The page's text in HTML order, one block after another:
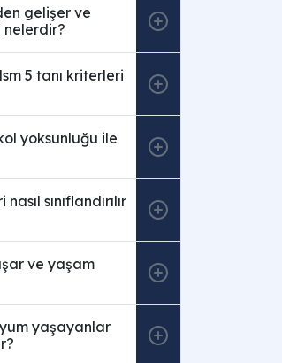
gelişer ve
nelerdir?
5 tanı kriterleri
yoksunluğu ile
sınıflandırılır
ve yaşam
yaşayanlar